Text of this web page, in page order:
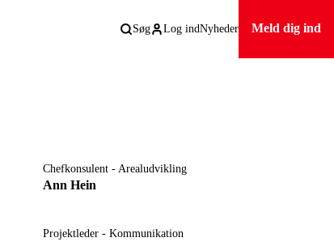
Søg Log indNyheder Meld dig ind
Chefkonsulent - Arealudvikling
Ann Hein
Projektleder - Kommunikation